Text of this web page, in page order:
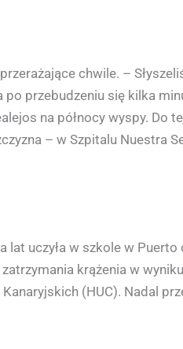
chwile. –
po przebudzeniu się kilka
na północy wyspy. Do
– w Szpitalu Nuestra
uczyła w szkole w Puerto
krążenia w
(HUC). Nadal